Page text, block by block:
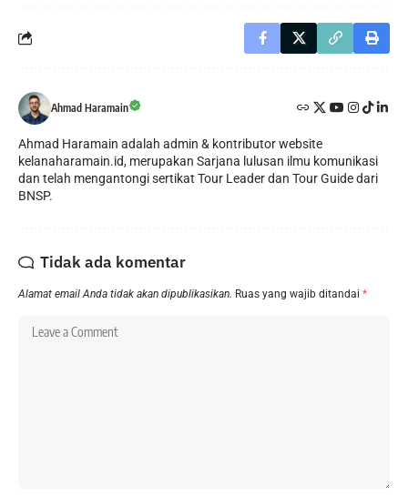
Ahmad Haramain
Ahmad Haramain adalah admin & kontributor website
kelanaharamain.id, merupakan Sarjana lulusan ilmu komunikasi
dan telah mengantongi sertikat Tour Leader dan Tour Guide dari
BNSP.
Tidak ada komentar
Alamat email Anda tidak akan dipublikasikan. Ruas yang wajib ditandai *